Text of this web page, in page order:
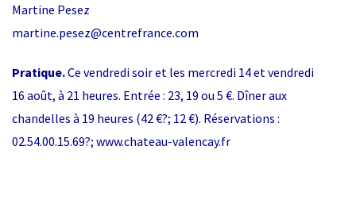
Martine Pesez
martine.pesez@centrefrance.com
Pratique.Ce vendredi soir et les mercredi 14 et vendredi
16 août, à 21 heures. Entrée : 23, 19 ou 5 €. Dîner aux
chandelles à 19 heures (42 €?; 12 €). Réservations :
02.54.00.15.69?; www.chateau-valencay.fr